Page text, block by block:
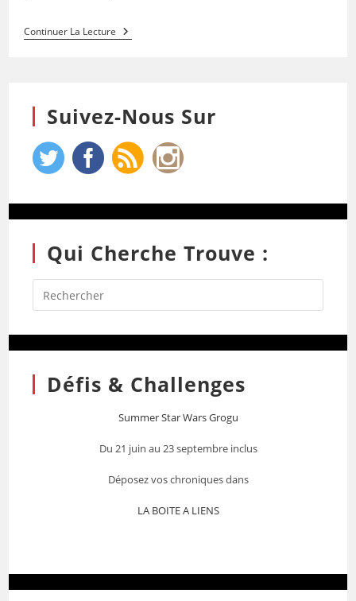
Continuer La Lecture
Suivez-Nous Sur
Qui Cherche Trouve :
Défis & Challenges
Summer Star Wars Grogu
Du 21 juin au 23 septembre inclus
Déposez vos chroniques dans
LA BOITE A LIENS